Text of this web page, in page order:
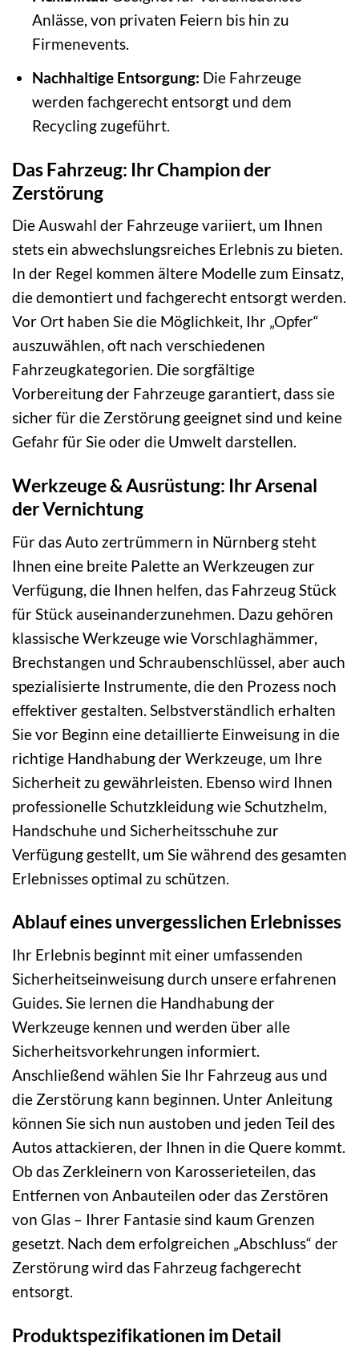
Anlässe, von privaten Feiern bis hin zu
Firmenevents.
Nachhaltige Entsorgung: Die Fahrzeuge
werden fachgerecht entsorgt und dem
Recycling zugeführt.
Das Fahrzeug: Ihr Champion der
Zerstörung
Die Auswahl der Fahrzeuge variiert, um Ihnen
stets ein abwechslungsreiches Erlebnis zu bieten.
In der Regel kommen ältere Modelle zum Einsatz,
die demontiert und fachgerecht entsorgt werden.
Vor Ort haben Sie die Möglichkeit, Ihr „Opfer“
auszuwählen, oft nach verschiedenen
Fahrzeugkategorien. Die sorgfältige
Vorbereitung der Fahrzeuge garantiert, dass sie
sicher für die Zerstörung geeignet sind und keine
Gefahr für Sie oder die Umwelt darstellen.
Werkzeuge & Ausrüstung: Ihr Arsenal
der Vernichtung
Für das Auto zertrümmern in Nürnberg steht
Ihnen eine breite Palette an Werkzeugen zur
Verfügung, die Ihnen helfen, das Fahrzeug Stück
für Stück auseinanderzunehmen. Dazu gehören
klassische Werkzeuge wie Vorschlaghämmer,
Brechstangen und Schraubenschlüssel, aber auch
spezialisierte Instrumente, die den Prozess noch
effektiver gestalten. Selbstverständlich erhalten
Sie vor Beginn eine detaillierte Einweisung in die
richtige Handhabung der Werkzeuge, um Ihre
Sicherheit zu gewährleisten. Ebenso wird Ihnen
professionelle Schutzkleidung wie Schutzhelm,
Handschuhe und Sicherheitsschuhe zur
Verfügung gestellt, um Sie während des gesamten
Erlebnisses optimal zu schützen.
Ablauf eines unvergesslichen Erlebnisses
Ihr Erlebnis beginnt mit einer umfassenden
Sicherheitseinweisung durch unsere erfahrenen
Guides. Sie lernen die Handhabung der
Werkzeuge kennen und werden über alle
Sicherheitsvorkehrungen informiert.
Anschließend wählen Sie Ihr Fahrzeug aus und
die Zerstörung kann beginnen. Unter Anleitung
können Sie sich nun austoben und jeden Teil des
Autos attackieren, der Ihnen in die Quere kommt.
Ob das Zerkleinern von Karosserieteilen, das
Entfernen von Anbauteilen oder das Zerstören
von Glas – Ihrer Fantasie sind kaum Grenzen
gesetzt. Nach dem erfolgreichen „Abschluss“ der
Zerstörung wird das Fahrzeug fachgerecht
entsorgt.
Produktspezifikationen im Detail